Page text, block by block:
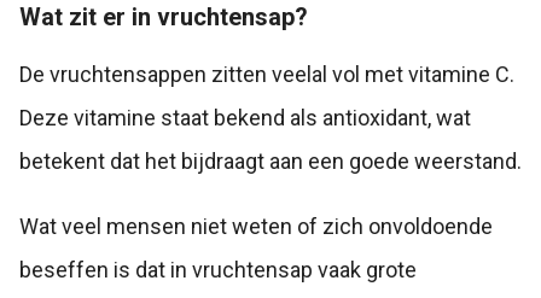
Wat zit er in vruchtensap?
De vruchtensappen zitten veelal vol met vitamine C.
Deze vitamine staat bekend als antioxidant, wat
betekent dat het bijdraagt aan een goede weerstand.
Wat veel mensen niet weten of zich onvoldoende
beseffen is dat in vruchtensap vaak grote